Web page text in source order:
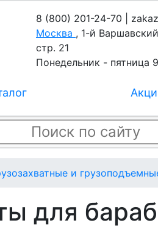
8 (800) 201-24-70 |
Москва , 1-й
стр. 21
Понедельник - пятница
и
для